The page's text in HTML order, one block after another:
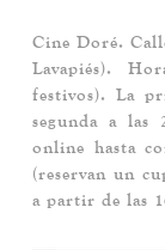
Cine Doré.
Lavapiés).
festivos). La
segunda a las
online hasta
(reservan un
a partir de las